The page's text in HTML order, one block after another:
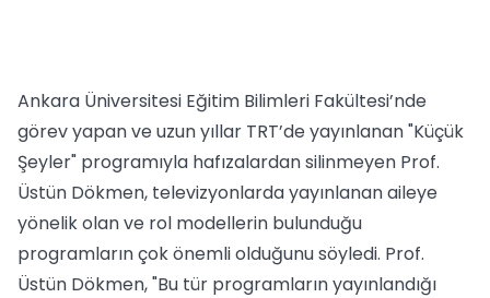
Ankara Üniversitesi Eğitim Bilimleri Fakültesi’nde
görev yapan ve uzun yıllar TRT’de yayınlanan "Küçük
Şeyler" programıyla hafızalardan silinmeyen Prof.
Üstün Dökmen, televizyonlarda yayınlanan aileye
yönelik olan ve rol modellerin bulunduğu
programların çok önemli olduğunu söyledi. Prof.
Üstün Dökmen, "Bu tür programların yayınlandığı